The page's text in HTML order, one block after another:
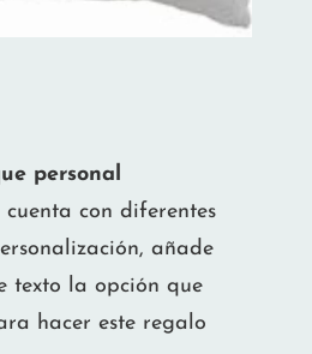
personal
con diferentes
añade
texto la opción que
hacer este regalo